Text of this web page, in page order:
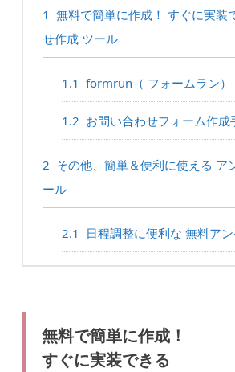
1 無料で簡単に作成！ すぐに実装
せ作成 ツール
1.1 formrun（ フォームラン）
1.2 お問い合わせフォーム作成
2 その他、簡単＆便利に使える ア
ール
2.1 日程調整に便利な 無料ア
無料で簡単に作成！
すぐに実装できる